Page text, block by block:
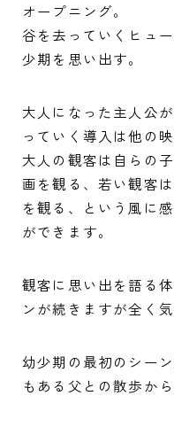
オープニング。
谷を去っていくヒュ
少期を思い出す。
大人になった主人公
っていく導入は他の
大人の観客は自らの
画を観る、若い観客
を観る、という風に
ができます。
観客に思い出を語る
ンが続きますが全く
幼少期の最初のシー
もある父との散歩から